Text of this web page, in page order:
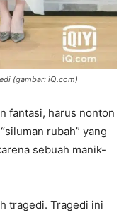
(gambar: iQ.com)
fantasi, harus nonton
rubah” yang
sebuah manik-
tragedi. Tragedi ini